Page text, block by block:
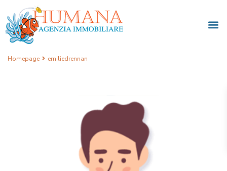
Homepage emiliedrennan